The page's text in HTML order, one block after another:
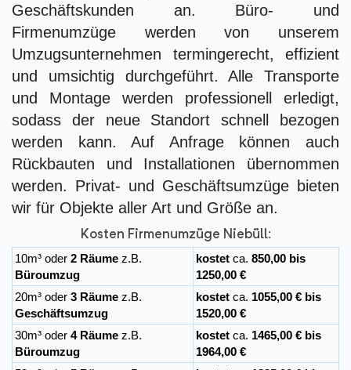
Geschäftskunden an. Büro- und
Firmenumzüge werden von unserem
Umzugsunternehmen termingerecht, effizient
und umsichtig durchgeführt. Alle Transporte
und Montage werden professionell erledigt,
sodass der neue Standort schnell bezogen
werden kann. Auf Anfrage können auch
Rückbauten und Installationen übernommen
werden. Privat- und Geschäftsumzüge bieten
wir für Objekte aller Art und Größe an.
Kosten Firmenumzüge Niebüll:
10m³ oder 2 Räume z.B.
Büroumzug
kostet ca. 850,00 bis
1250,00 €
20m³ oder 3 Räume z.B.
Geschäftsumzug
kostet ca. 1055,00 € bis
1520,00 €
30m³ oder 4 Räume z.B.
Büroumzug
kostet ca. 1465,00 € bis
1964,00 €